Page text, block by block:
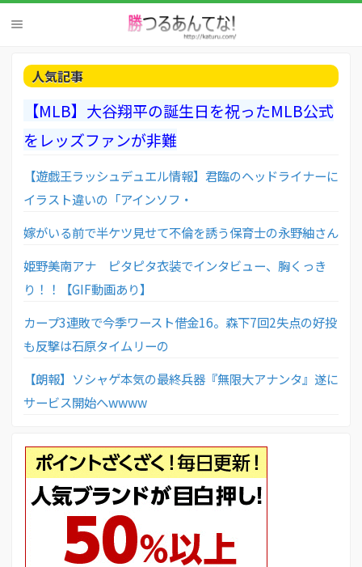
人気記事
【MLB】大谷翔平の誕生日を祝ったMLB公式
をレッズファンが非難
【遊戯王ラッシュデュエル情報】君臨のヘッドライナーに
イラスト違いの「アインソフ・
嫁がいる前で半ケツ見せて不倫を誘う保育士の永野紬さん
姫野美南アナ ピタピタ衣装でインタビュー、胸くっき
り！！【GIF動画あり】
カープ3連敗で今季ワースト借金16。森下7回2失点の好投
も反撃は石原タイムリーの
【朗報】ソシャゲ本気の最終兵器『無限大アナンタ』遂に
サービス開始へwwww